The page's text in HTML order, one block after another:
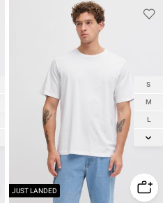
JUST LANDED
S
M
L
XL